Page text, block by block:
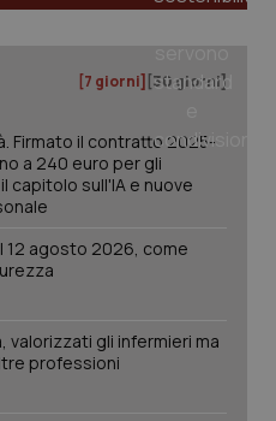
[7 giorni] [30 giorni]
Firmato il contratto 2025-
a 240 euro per gli
capitolo sull'IA e nuove
12 agosto 2026, come
valorizzati gli infermieri ma
professioni
www.quotidianosanita.it